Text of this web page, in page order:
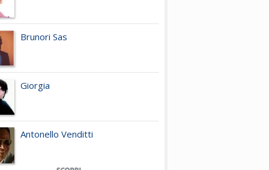
Brunori Sas
Giorgia
Antonello Venditti